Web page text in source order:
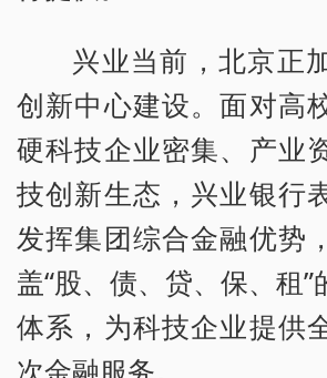
兴业当前，北京正
创新中心建设。面对高
硬科技企业密集、产业
技创新生态，兴业银行
发挥集团综合金融优势
盖“股、债、贷、保、租
体系，为科技企业提供